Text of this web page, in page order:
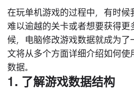
在玩单机游戏的过程中，有时候
难以逾越的关卡或者想要获得更
候，电脑修改游戏数据就成为了
文将从多个方面详细介绍如何使
数据。
1. 了解游戏数据结构